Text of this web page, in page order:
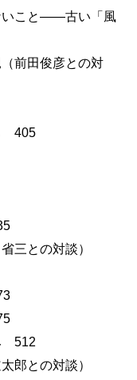
いこと――古い「風
前田俊彦との対
405
省三との対談）
512
太郎との対談）